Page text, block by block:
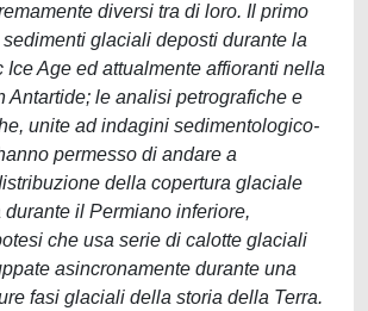
diversi tra di loro. Il primo
glaciali deposti durante la
Ice Age ed attualmente affioranti nella
Antartide; le analisi petrografiche e
unite ad indagini sedimentologico-
permesso di andare a
della copertura glaciale
il Permiano inferiore,
che usa serie di calotte glaciali
asincronamente durante una
fasi glaciali della storia della Terra.